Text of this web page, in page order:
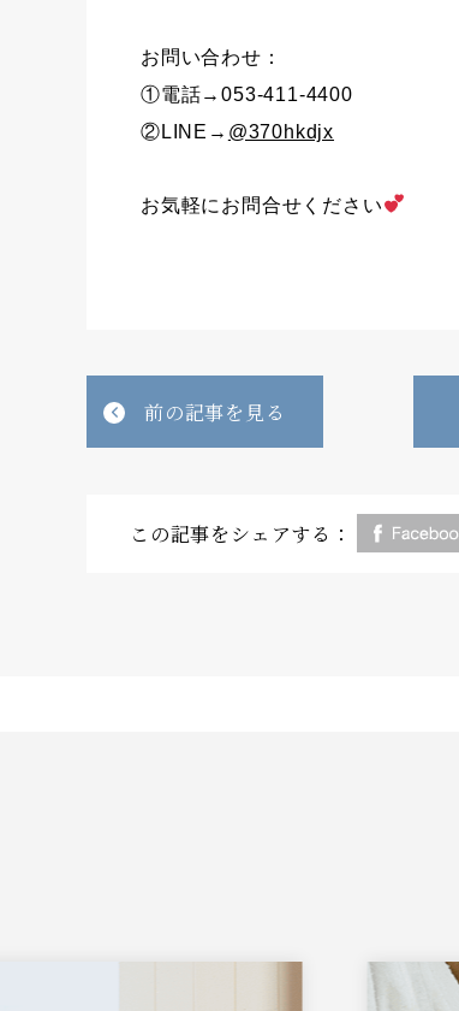
お問い合わせ：
①電話→053-411-4400
②LINE→ @370hkdjx
お気軽にお問合せください
前の記事を見る
この記事をシェアする：